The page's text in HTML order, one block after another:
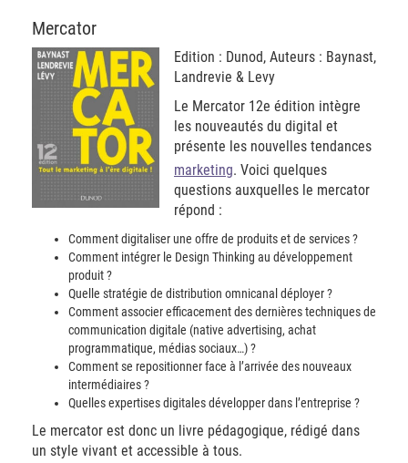
Mercator
Edition : Dunod, Auteurs : Baynast,
Landrevie & Levy
Le Mercator 12e édition intègre
les nouveautés du digital et
présente les nouvelles tendances
marketing. Voici quelques
questions auxquelles le mercator
répond :
Comment digitaliser une offre de produits et de services ?
Comment intégrer le Design Thinking au développement
produit ?
Quelle stratégie de distribution omnicanal déployer ?
Comment associer efficacement des dernières techniques de
communication digitale (native advertising, achat
programmatique, médias sociaux…) ?
Comment se repositionner face à l’arrivée des nouveaux
intermédiaires ?
Quelles expertises digitales développer dans l’entreprise ?
Le mercator est donc un livre pédagogique, rédigé dans
un style vivant et accessible à tous.